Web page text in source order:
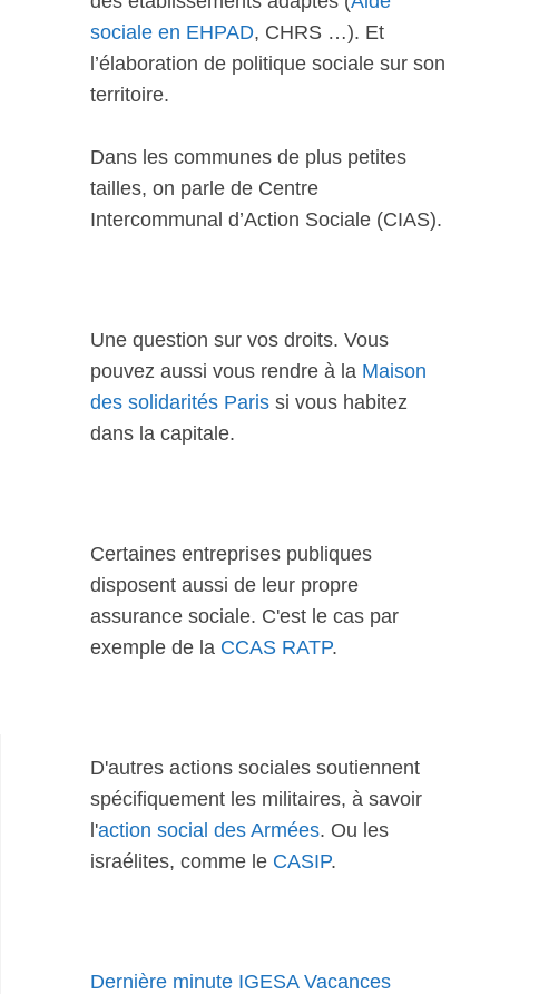
sociale en EHPAD, CHRS …). Et
l’élaboration de politique sociale sur son
territoire.
Dans les communes de plus petites
tailles, on parle de Centre
Intercommunal d’Action Sociale (CIAS).
Une question sur vos droits. Vous
pouvez aussi vous rendre à la Maison
des solidarités Paris si vous habitez
dans la capitale.
Certaines entreprises publiques
disposent aussi de leur propre
assurance sociale. C'est le cas par
exemple de la CCAS RATP.
D'autres actions sociales soutiennent
spécifiquement les militaires, à savoir
l'action social des Armées. Ou les
israélites, comme le CASIP.
Dernière minute IGESA Vacances